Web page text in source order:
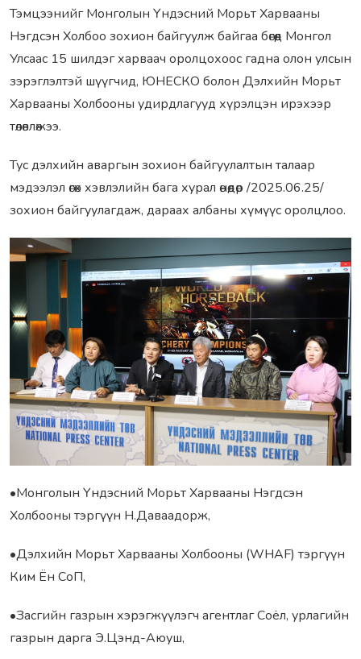
Тэмцээнийг Монголын Үндэсний Морьт Харвааны
Нэгдсэн Холбоо зохион байгуулж байгаа бөгөөд Монгол
Улсаас 15 шилдэг харваач оролцохоос гадна олон улсын
зэрэглэлтэй шүүгчид, ЮНЕСКО болон Дэлхийн Морьт
Харвааны Холбооны удирдлагууд хүрэлцэн ирэхээр
төлөвлөжээ.
Тус дэлхийн аваргын зохион байгуулалтын талаар
мэдээлэл өгөх хэвлэлийн бага хурал өнөөдөр /2025.06.25/
зохион байгуулагдаж, дараах албаны хүмүүс оролцлоо.
•Монголын Үндэсний Морьт Харвааны Нэгдсэн
Холбооны тэргүүн Н.Даваадорж,
•Дэлхийн Морьт Харвааны Холбооны (WHAF) тэргүүн
Ким Ён СоП,
•Засгийн газрын хэрэгжүүлэгч агентлаг Соёл, урлагийн
газрын дарга Э.Цэнд-Аюуш,